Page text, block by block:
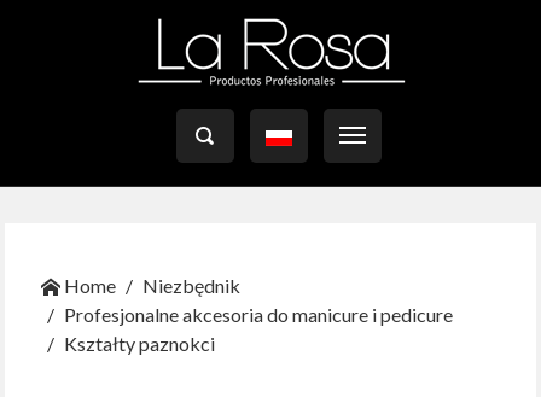

Home
Niezbędnik
Profesjonalne akcesoria do manicure i pedicure
Kształty paznokci